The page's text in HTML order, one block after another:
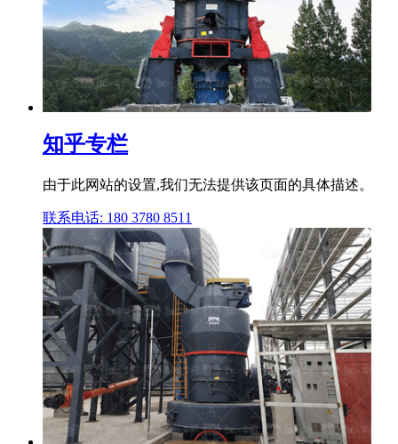
知乎专栏
由于此网站的设置,我们无法提供该页面的具体描述。
联系电话: 180 3780 8511